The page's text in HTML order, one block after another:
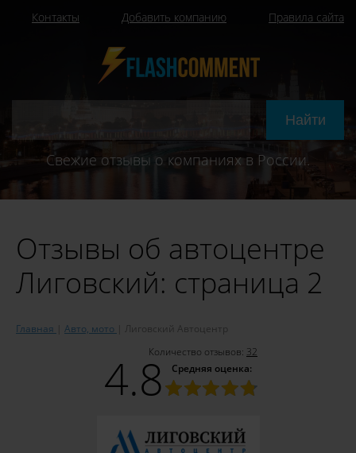
Контакты Добавить компанию Правила сайта
Свежие отзывы о компаниях в России.
Отзывы об автоцентре
Лиговский: страница 2
Главная Авто, мото
Лиговский Автоцентр
Количество отзывов: 32
Средняя оценка:
4.8